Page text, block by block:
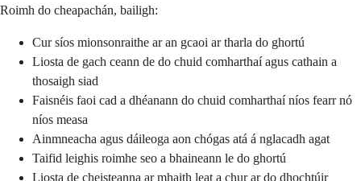
Roimh do cheapachán, bailigh:
Cur síos mionsonraithe ar an gcaoi ar tharla do ghortú
Liosta de gach ceann de do chuid comharthaí agus cathain a
thosaigh siad
Faisnéis faoi cad a dhéanann do chuid comharthaí níos fearr nó
níos measa
Ainmneacha agus dáileoga aon chógas atá á nglacadh agat
Taifid leighis roimhe seo a bhaineann le do ghortú
Liosta de cheisteanna ar mhaith leat a chur ar do dhochtúir